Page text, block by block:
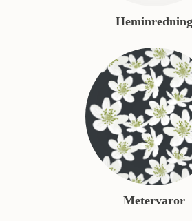
Heminredning
Metervaror